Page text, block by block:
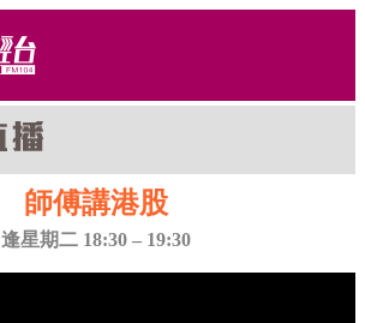
師傅講港股
逢星期二 18:30 – 19:30